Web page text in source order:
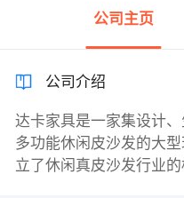
公司主页
公司介绍
达卡家具是一家集设计
多功能休闲皮沙发的大
立了休闲真皮沙发行业的